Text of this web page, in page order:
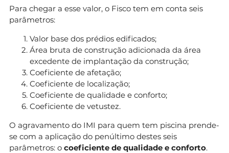
Para chegar a esse valor, o Fisco tem em conta seis
parâmetros:
Valor base dos prédios edificados;
Área bruta de construção adicionada da área
excedente de implantação da construção;
Coeficiente de afetação;
Coeficiente de localização;
Coeficiente de qualidade e conforto;
Coeficiente de vetustez.
O agravamento do IMI para quem tem piscina prende-
se com a aplicação do penúltimo destes seis
parâmetros: o coeficiente de qualidade e conforto.